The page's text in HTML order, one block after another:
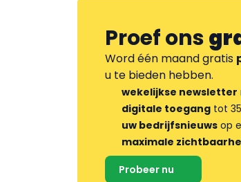
Proef ons
Word één maand gratis
u te bieden hebben.
wekelijkse newsletter
digitale toegang tot
uw bedrijfsnieuws op
maximale
Probeer nu